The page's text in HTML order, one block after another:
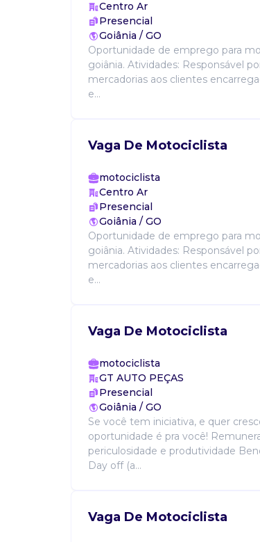
Centro Ar
Presencial
Goiânia / GO
Oportunidade de emprego para
goiânia. Atividades: Responsável
mercadorias aos clientes
e...
Vaga De Motociclista
motociclista
Centro Ar
Presencial
Goiânia / GO
Oportunidade de emprego para
goiânia. Atividades: Responsável
mercadorias aos clientes
e...
Vaga De Motociclista
motociclista
GT AUTO PEÇAS
Presencial
Goiânia / GO
Se você tem iniciativa, e quer
oportunidade é pra você!
periculosidade e produtividade
Day off (a...
Vaga De Motociclista